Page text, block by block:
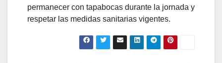
permanecer con tapabocas durante la jornada y
respetar las medidas sanitarias vigentes.